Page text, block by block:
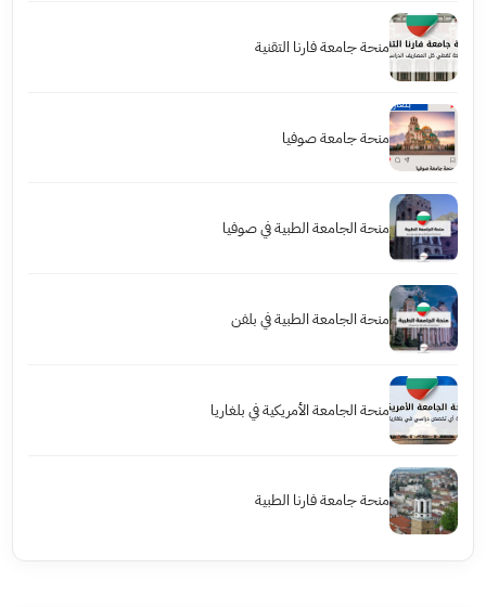
منحة جامعة فارنا التقنية
منحة جامعة صوفيا
منحة الجامعة الطبية في صوفيا
منحة الجامعة الطبية في بلفن
منحة الجامعة الأمريكية في بلغاريا
منحة جامعة فارنا الطبية